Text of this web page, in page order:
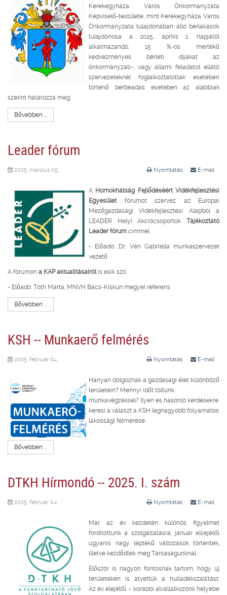
Kerekegyháza Város Önkormányzata
Képviselő-testülete, mint Kerekegyháza Város
Önkormányzata tulajdonában álló bérlakások
tulajdonosa a 2025. április 1. napjától
alkalmazandó, 15 %-os mértékű
kedvezményes bérleti díjakat az
önkormányzati-, vagy állami feladatot ellátó
szervezeteknél foglalkoztatottak esetében
történő bérbeadás esetében az alábbiak
szerint határozza meg:
Bővebben ...
Leader fórum
Nyomtatás E-mail
2025. március 05.
A Homokhátság Fejlődéséért Vidékfejlesztési
Egyesületfórumot szervez az Európai
Mezőgazdasági Vidékfejlesztési Alapból a
LEADER Helyi Akciócsoportok Tájékoztató
Leader fórum címmel.
- Előadó: Dr. Vén Gabriella munkaszervezet
vezető
A fórumon a KAP aktualitásairólis esik szó.
- Előadó: Tóth Márta, MNVH Bács-Kiskun megyei referens
Bővebben ...
KSH -- Munkaerő felmérés
Nyomtatás E-mail
2025. február 04.
Hányan dolgoznak a gazdasági élet különböző
területein? Mennyi időt töltünk
munkavégzéssel? Ilyen és hasonló kérdésekre
keresi a választ a KSH legnagyobb folyamatos
lakossági felmérése.
Bővebben ...
DTKH Hírmondó -- 2025. I. szám
Nyomtatás E-mail
2025. február 04.
Már az év kezdetén különös figyelmet
fordítottunk a szolgáltatásra, január elsejétől
ugyanis nagy léptékű változások történtek,
illetve kezdődtek meg Társaságunknál.
Először is nagyon fontosnak tartom, hogy új
területeken is átvettük a hulladékszállítást.
Az év elejétől – korábbi alvállalkozónk helyébe